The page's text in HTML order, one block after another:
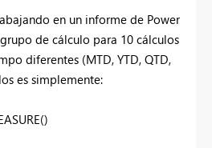
en un informe de Power
de cálculo para 10 cálculos
diferentes (MTD, YTD, QTD,
es simplemente: